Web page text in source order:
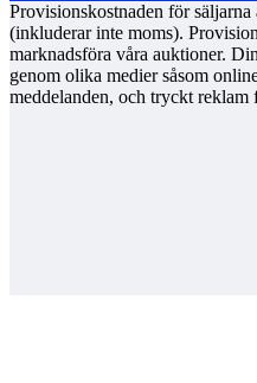
Provisionskostnaden för
(inkluderar inte moms).
marknadsföra våra auktioner.
genom olika medier såsom
meddelanden, och tryckt reklam